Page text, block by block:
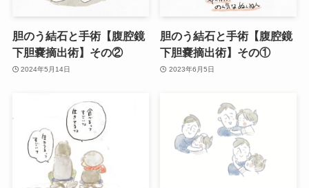
胆のう結石と手術【腹腔鏡
下胆嚢摘出術】その②
2024年5月14日
胆のう結石と手術【腹腔鏡
下胆嚢摘出術】その①
2023年6月5日